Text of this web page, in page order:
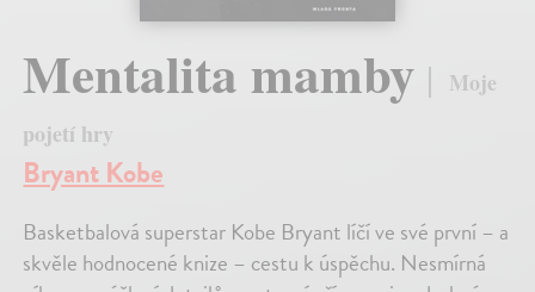
Mentalita mamby
Moje
pojetí hry
Bryant Kobe
Basketbalová superstar Kobe Bryant líčí ve své první – a
skvěle hodnocené knize – cestu k úspěchu. Nesmírná